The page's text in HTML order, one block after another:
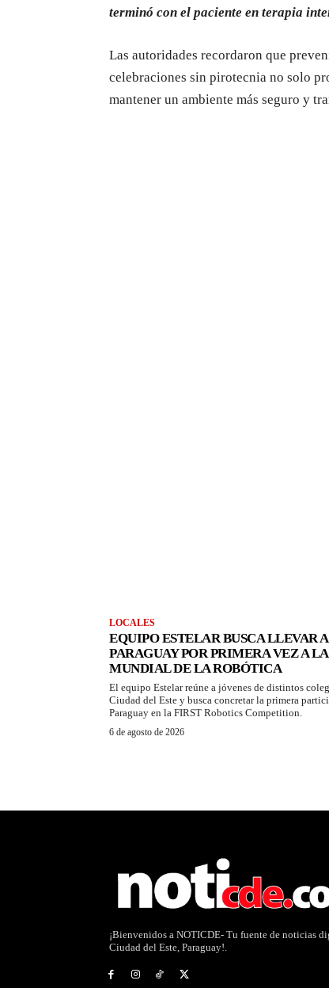
terminó con el paciente en terapia
Las autoridades recordaron que
celebraciones sin pirotecnia no solo
mantener un ambiente más seguro y
LOCALES
EQUIPO ESTELAR BUSCA LLEVAR A
PARAGUAY POR PRIMERA VEZ A
MUNDIAL DE LA ROBÓTICA
El equipo Estelar reúne a jóvenes de distintos
Ciudad del Este y busca concretar la primera
Paraguay en la FIRST Robotics Competition.
6 de agosto de 2026
¡Bienvenidos a NOTICDE- Tu fuente de noticias
Ciudad del Este, Paraguay!.